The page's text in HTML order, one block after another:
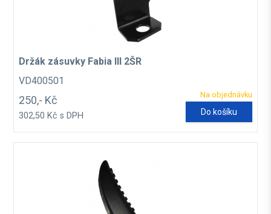
Držák zásuvky Fabia III 2ŠR
VD400501
Na objednávku
250,- Kč
302,50 Kč s DPH Do košíku